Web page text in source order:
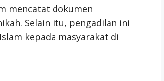
mencatat dokumen
Selain itu, pengadilan ini
kepada masyarakat di